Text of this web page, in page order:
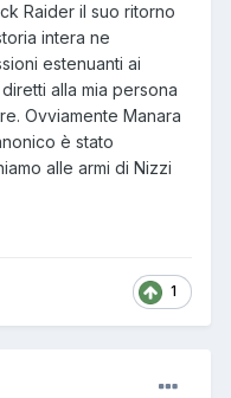
Raider il suo ritorno
intera ne
estenuanti ai
alla mia persona
Ovviamente Manara
è stato
alle armi di Nizzi
1